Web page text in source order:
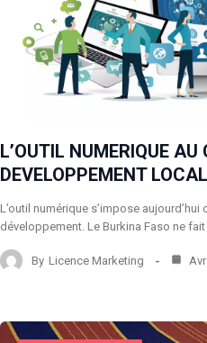
L’OUTIL NUMERIQUE
DEVELOPPEMENT LOCAL
L’outil numérique s’impose
développement. Le Burkina Faso ne
By Licence Marketing